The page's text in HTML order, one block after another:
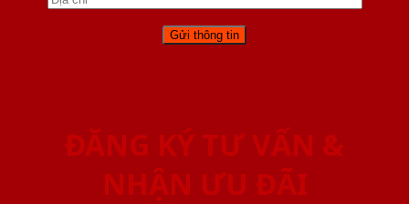
ĐĂNG KÝ TƯ VẤN &
NHẬN ƯU ĐÃI